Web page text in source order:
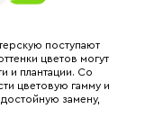
поступают
цветов могут
и плантации. Со
цветовую гамму и
замену,